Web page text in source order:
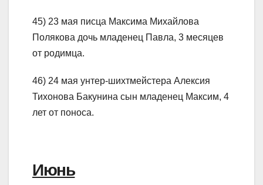
45) 23 мая писца Максима Михайлова
Полякова дочь младенец Павла, 3 месяцев
от родимца.
46) 24 мая унтер-шихтмейстера Алексия
Тихонова Бакунина сын младенец Максим, 4
лет от поноса.
Июнь